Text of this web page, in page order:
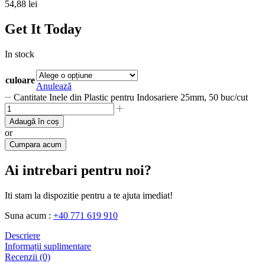
54,88 lei
Get It Today
In stock
culoare
Anulează
Cantitate Inele din Plastic pentru Indosariere 25mm, 50 buc/cut
Adaugă în coș
or
Cumpara acum
Ai intrebari pentru noi?
Iti stam la dispozitie pentru a te ajuta imediat!
Suna acum : +40 771 619 910
Descriere
Informații suplimentare
Recenzii (0)